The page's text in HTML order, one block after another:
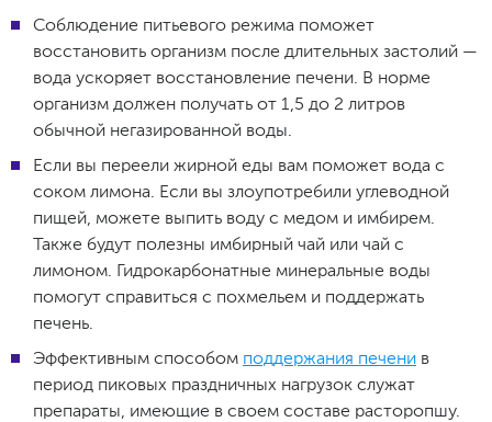
Соблюдение питьевого режима поможет
восстановить организм после длительных застолий —
вода ускоряет восстановление печени. В норме
организм должен получать от 1,5 до 2 литров
обычной негазированной воды.
Если вы переели жирной еды вам поможет вода с
соком лимона. Если вы злоупотребили углеводной
пищей, можете выпить воду с медом и имбирем.
Также будут полезны имбирный чай или чай с
лимоном. Гидрокарбонатные минеральные воды
помогут справиться с похмельем и поддержать
печень.
Эффективным способом поддержания печени в
период пиковых праздничных нагрузок служат
препараты, имеющие в своем составе расторопшу.